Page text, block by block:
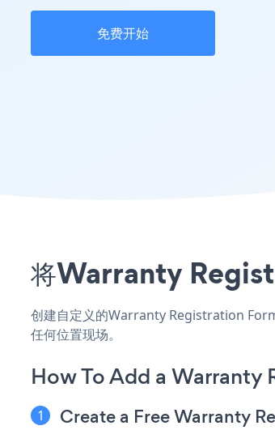
免费开始
将Warranty
创建自定义的Warranty Registration
任何位置现场。
How To Add a
Create a Free Warranty